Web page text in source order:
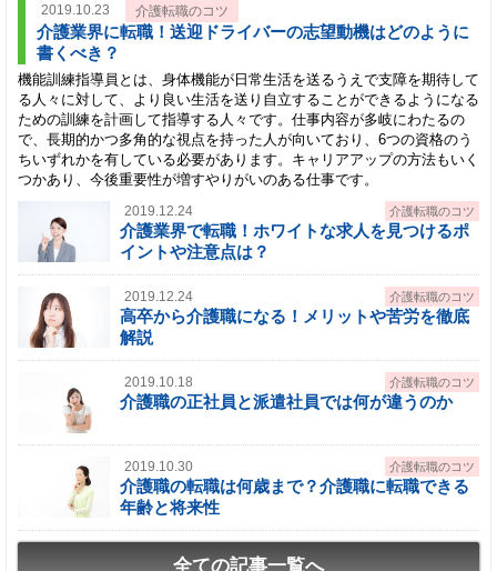
2019.10.23 介護転職のコツ
介護業界に転職！送迎ドライバーの志望動機はどのように
書くべき？
機能訓練指導員とは、身体機能が日常生活を送るうえで支障を期待して
る人々に対して、より良い生活を送り自立することができるようになる
ための訓練を計画して指導する人々です。仕事内容が多岐にわたるの
で、長期的かつ多角的な視点を持った人が向いており、6つの資格のう
ちいずれかを有している必要があります。キャリアアップの方法もいく
つかあり、今後重要性が増すやりがいのある仕事です。
2019.12.24 介護転職のコツ
介護業界で転職！ホワイトな求人を見つけるポ
イントや注意点は？
2019.12.24 介護転職のコツ
高卒から介護職になる！メリットや苦労を徹底
解説
2019.10.18 介護転職のコツ
介護職の正社員と派遣社員では何が違うのか
2019.10.30 介護転職のコツ
介護職の転職は何歳まで？介護職に転職できる
年齢と将来性
全ての記事一覧へ